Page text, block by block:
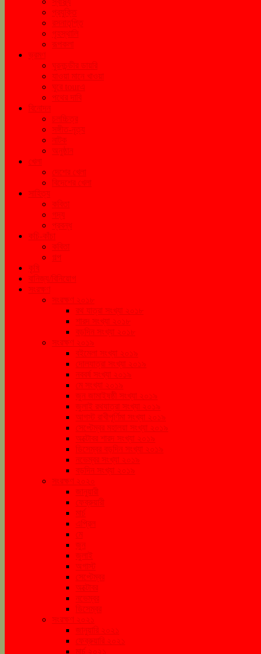
প্রযুক্তি
রসনাতৃপ্তি
গৃহস্থালি
রূপকলা
ভ্রমণ
ঘুরনচন্ডীর ডায়রি
যাওয়া মানে খাওয়া
ঘুরে tourএ
পথের দাবি
বিনোদন
চলচ্চিত্র
সঙ্গীত-নৃত্য
নাটক
অনুষ্ঠান
খেলা
দেশের খেলা
বিদেশের খেলা
সাহিত্য
কবিতা
গদ্য
প্রবন্ধ
কচি-কাঁচা
কবিতা
গল্প
কৃষি
বানিজ্য/বিনিয়োগ
সংরক্ষণ
সংরক্ষণ ২০১৮
রথ যাত্রা সংখ্যা ২০১৮
শারদ সংখ্যা ২০১৮
বড়দিন সংখ্যা ২০১৮
সংরক্ষণ ২০১৯
বইমেলা সংখ্যা ২০১৯
দোলযাত্রা সংখ্যা ২০১৯
নববর্ষ সংখ্যা ২০১৯
মে সংখ্যা ২০১৯
জুন জামাইষষ্ঠী সংখ্যা ২০১৯
জুলাই রথযাত্রা সংখ্যা ২০১৯
আগস্ট রাখীপূর্ণিমা সংখ্যা ২০১৯
সেপ্টেম্বর মহালয়া সংখ্যা ২০১৯
অক্টোবর শারদ সংখ্যা ২০১৯
ডিসেম্বর বড়দিন সংখ্যা ২০১৯
নভেম্বর সংখ্যা ২০১৯
বড়দিন সংখ্যা ২০১৯
সংরক্ষণ ২০২০
জানুয়ারী
ফেব্রুয়ারী
মার্চ
এপ্রিল
মে
জুন
জুলাই
অগাস্ট
সেপ্টেম্বর
অক্টোবর
নভেম্বর
ডিসেম্বর
সংরক্ষণ ২০২১
জানুয়ারি ২০২১
ফেব্রুয়ারি ২০২১
মার্চ ২০২১